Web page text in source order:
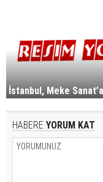
İstanbul, Meke Sanat’a
HABERE YORUM KAT